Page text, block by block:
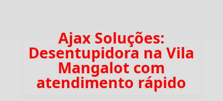
Ajax Soluções:
Desentupidora na Vila
Mangalot com
atendimento rápido